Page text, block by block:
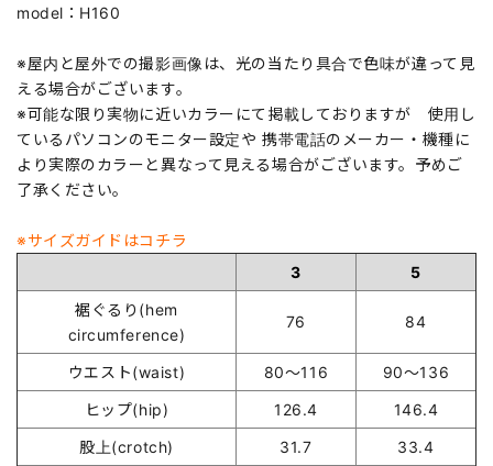
model：H160
※屋内と屋外での撮影画像は、光の当たり具合で色味が違って見
える場合がございます。
※可能な限り実物に近いカラーにて掲載しておりますが 使用し
ているパソコンのモニター設定や 携帯電話のメーカー・機種に
より実際のカラーと異なって見える場合がございます。予めご
了承ください。
※サイズガイドはコチラ
3
5
裾ぐるり(hem
circumference)
76 84
ウエスト(waist) 80～116
90～136
ヒップ(hip)
126.4
146.4
股上(crotch)
31.7 33.4